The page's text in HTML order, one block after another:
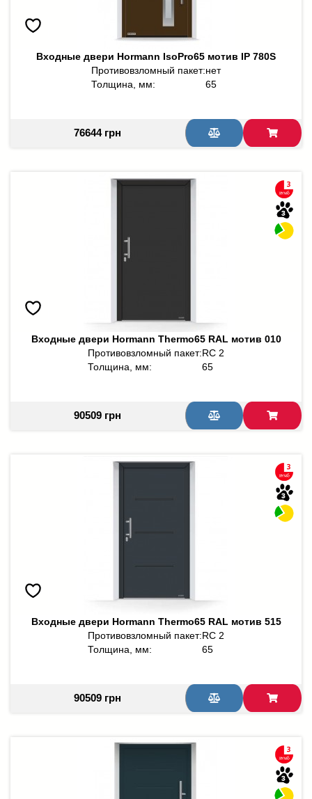
Входные двери Hormann IsoPro65 мотив IP 780S
Противовзломный пакет:нет
Толщина, мм:
65
76644 грн
Входные двери Hormann Thermo65 RAL мотив 010
Противовзломный пакет:RC 2
Толщина, мм:
65
90509 грн
Входные двери Hormann Thermo65 RAL мотив 515
Противовзломный пакет:RC 2
Толщина, мм:
65
90509 грн